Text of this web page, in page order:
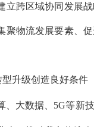
跨区域协同发展战
聚物流发展要素、
升级创造良好条件
大数据、 5G等新